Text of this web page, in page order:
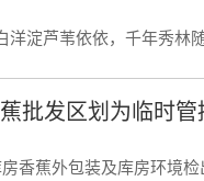
芦苇依依，千年秀林
批发区划为临时管
蕉外包装及库房环境检